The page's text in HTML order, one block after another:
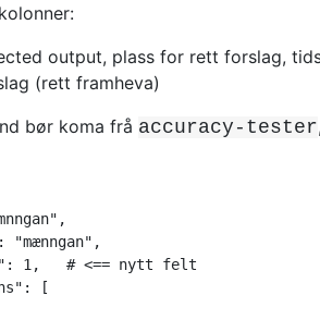
output, plass for rett forslag,
(rett framheva)
bør koma frå accuracy-tester
"mænngan",
1,   # <== nytt felt
[